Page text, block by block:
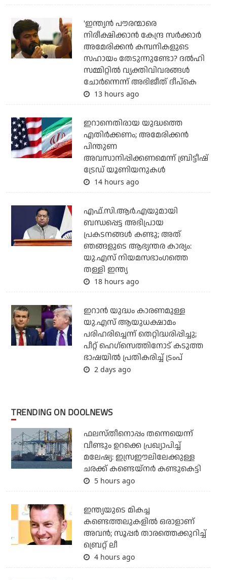
'ഇന്ത്യന്‍ പൗരന്മാരെ
നിരീക്ഷിക്കാന്‍ കേന്ദ്ര സര്‍ക്കാര്‍
അമേരിക്കന്‍ കമ്പനികളുടെ
സഹായം തേടുന്നുണ്ടോ? ദല്‍ഹി
സമ്മിറ്റില്‍ വ്യക്തിവിവരങ്ങള്‍
ചോര്‍ന്നെന്ന് അഭിജീത് ദീപ്‌കെ
13 hours ago
ഇറാനെതിരായ യുദ്ധത്തെ
എതിര്‍ക്കണം; അമേരിക്കന്‍
പിന്തുണ
അവസാനിപ്പിക്കണമെന്ന് ബ്രിട്ടീഷ്
ട്രേഡ് യൂണിയനുകള്‍
14 hours ago
എഫ്.സി.ആര്‍.എയുമായി
ബന്ധപ്പെട്ട അഭിപ്രായ
പ്രകടനങ്ങള്‍ കണ്ടു; അത്
ഞങ്ങളുടെ ആഭ്യന്തര കാര്യം:
യു.എസ് നിയമസഭാംഗത്തെ
തള്ളി ഇന്ത്യ
18 hours ago
ഇറാന്‍ യുദ്ധം കാരണമുള്ള
യു.എസ് ആയുധക്ഷാമം
പരിഹരിച്ചെന്ന് തെറ്റിദ്ധരിപ്പിച്ചു;
പീറ്റ് ഹെഗ്‌സെത്തിനോട് കടുത്ത
ഭാഷയില്‍ പ്രതികരിച്ച് ട്രംപ്
2 days ago
TRENDING ON DOOLNEWS
ഫലസ്തീനൊപ്പം തന്നെയെന്ന്
വീണ്ടും ഉറക്കെ പ്രഖ്യാപിച്ച്
മലേഷ്യ: ഇസ്രഈലിലേക്കുള്ള
ചരക്ക് കണ്ടെയ്‌നര്‍ കണ്ടുകെട്ടി
5 hours ago
ഇന്ത്യയുടെ മികച്ച
കണ്ടെത്തലുകളില്‍ ഒരാളാണ്
അവന്‍; സൂപ്പര്‍ താരത്തെക്കുറിച്ച്
ബ്രെറ്റ് ലീ
4 hours ago